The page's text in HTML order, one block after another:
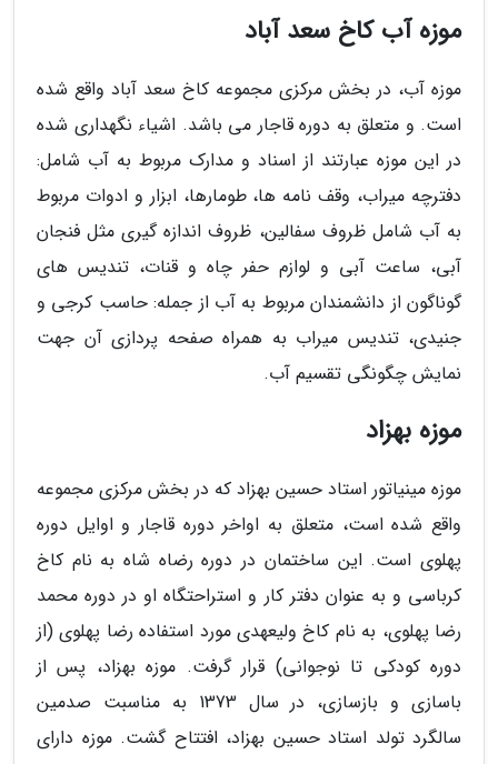
موزه آب کاخ سعد آباد
موزه آب، در بخش مرکزی مجموعه کاخ سعد آباد واقع شده
است. و متعلق به دوره قاجار می باشد. اشیاء نگهداری شده
در این موزه عبارتند از اسناد و مدارک مربوط به آب شامل:
دفترچه میراب، وقف نامه ها، طومارها، ابزار و ادوات مربوط
به آب شامل ظروف سفالین، ظروف اندازه گیری مثل فنجان
آبی، ساعت آبی و لوازم حفر چاه و قنات، تندیس های
گوناگون از دانشمندان مربوط به آب از جمله: حاسب کرجی و
جنیدی، تندیس میراب به همراه صفحه پردازی آن جهت
نمایش چگونگی تقسیم آب.
موزه بهزاد
موزه مینیاتور استاد حسین بهزاد که در بخش مرکزی مجموعه
واقع شده است، متعلق به اواخر دوره قاجار و اوایل دوره
پهلوی است. این ساختمان در دوره رضاه شاه به نام کاخ
کرباسی و به عنوان دفتر کار و استراحتگاه او در دوره محمد
رضا پهلوی، به نام کاخ ولیعهدی مورد استفاده رضا پهلوی (از
دوره کودکی تا نوجوانی) قرار گرفت. موزه بهزاد، پس از
باسازی و بازسازی، در سال 1373 به مناسبت صدمین
سالگرد تولد استاد حسین بهزاد، افتتاح گشت. موزه دارای